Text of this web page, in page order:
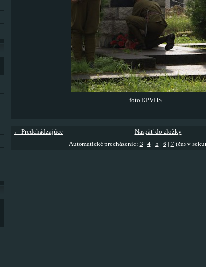
foto KPVHS
← Predchádzajúce
Naspäť do zložky
Automatické precházenie: 3 4| 5 6 7 (čas v